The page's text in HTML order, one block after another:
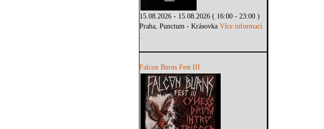
15.08.2026 - 15.08.2026 ( 16:00 - 23:00 )
Praha, Punctum - KrásovkaVíce informací
...
Falcon Burns Fest III.